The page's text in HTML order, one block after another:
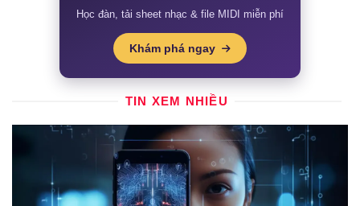
Học đàn, tải sheet nhạc & file MIDI miễn phí
Khám phá ngay
TIN XEM NHIỀU